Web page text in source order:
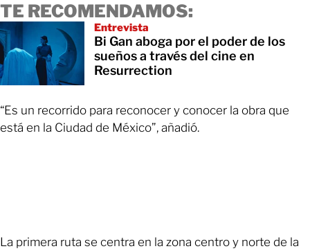
TE RECOMENDAMOS:
Entrevista
Bi Gan aboga por el poder de los
sueños a través del cine en
Resurrection
“Es un recorrido para reconocer y conocer la obra que
está en la Ciudad de México”, añadió.
La primera ruta se centra en la zona centro y norte de la